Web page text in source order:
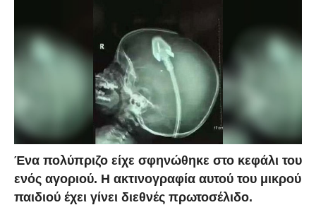
Ένα πολύπριζο είχε σφηνώθηκε στο κεφάλι του
ενός αγοριού. Η ακτινογραφία αυτού του μικρού
παιδιού έχει γίνει διεθνές πρωτοσέλιδο.